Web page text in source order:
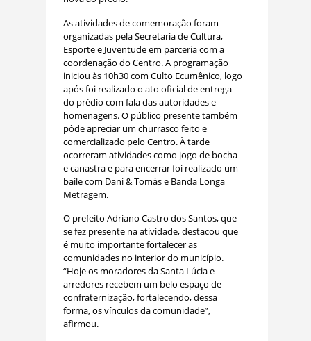
As atividades de comemoração foram
organizadas pela Secretaria de Cultura,
Esporte e Juventude em parceria com a
coordenação do Centro. A programação
iniciou às 10h30 com Culto Ecumênico, logo
após foi realizado o ato oficial de entrega
do prédio com fala das autoridades e
homenagens. O público presente também
pôde apreciar um churrasco feito e
comercializado pelo Centro. À tarde
ocorreram atividades como jogo de bocha
e canastra e para encerrar foi realizado um
baile com Dani & Tomás e Banda Longa
Metragem.
O prefeito Adriano Castro dos Santos, que
se fez presente na atividade, destacou que
é muito importante fortalecer as
comunidades no interior do município.
“Hoje os moradores da Santa Lúcia e
arredores recebem um belo espaço de
confraternização, fortalecendo, dessa
forma, os vínculos da comunidade”,
afirmou.